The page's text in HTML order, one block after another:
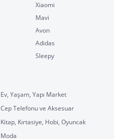
Xiaomi
Mavi
Avon
Adidas
Sleepy
Ev, Yaşam, Yapı Market
Cep Telefonu ve Aksesuar
Kitap, Kırtasiye, Hobi, Oyuncak
Moda